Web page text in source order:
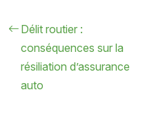
Délit routier :
conséquences sur la
résiliation d’assurance
auto